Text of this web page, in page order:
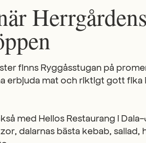
finns Ryggåsstugan på
erbjuda mat och riktigt gott fika
med Helios Restaurang i
dalarnas bästa kebab,